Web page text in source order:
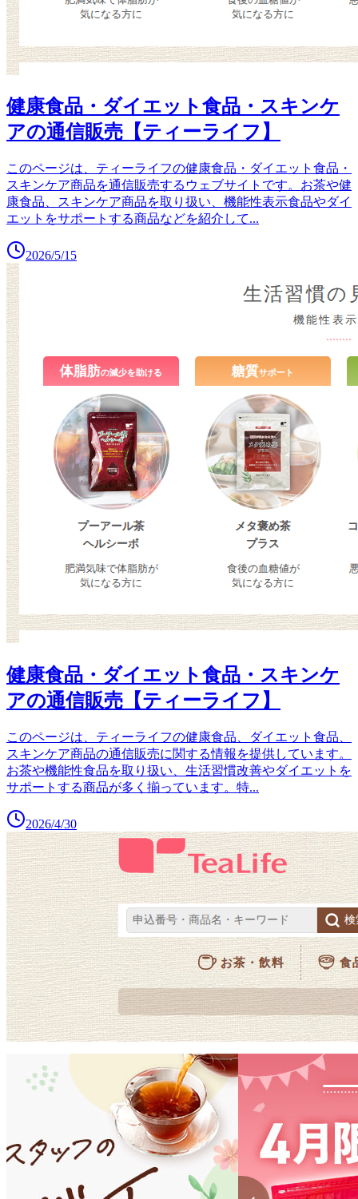
健康食品・ダイエット食品・スキンケ
アの通信販売【ティーライフ】
このページは、ティーライフの健康食品・ダイエット食品・
スキンケア商品を通信販売するウェブサイトです。お茶や健
康食品、スキンケア商品を取り扱い、機能性表示食品やダイ
エットをサポートする商品などを紹介して...
2026/5/15
健康食品・ダイエット食品・スキンケ
アの通信販売【ティーライフ】
このページは、ティーライフの健康食品、ダイエット食品、
スキンケア商品の通信販売に関する情報を提供しています。
お茶や機能性食品を取り扱い、生活習慣改善やダイエットを
サポートする商品が多く揃っています。特...
2026/4/30